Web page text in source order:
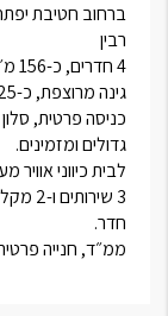
ברחוב חטיבת
רבין
4 חדרים, כ-156 מ״ר. בית מקסים ומרווח מאוד.
גינה מרוצפת, כ-25 מ״ר.
כניסה פרטית,
גדולים ומזמינים.
לבית כיווני אוויר
3
חדר.
ממ״ד, חנייה